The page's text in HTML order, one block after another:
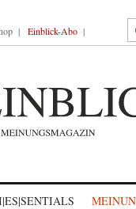
Einblick-Abo